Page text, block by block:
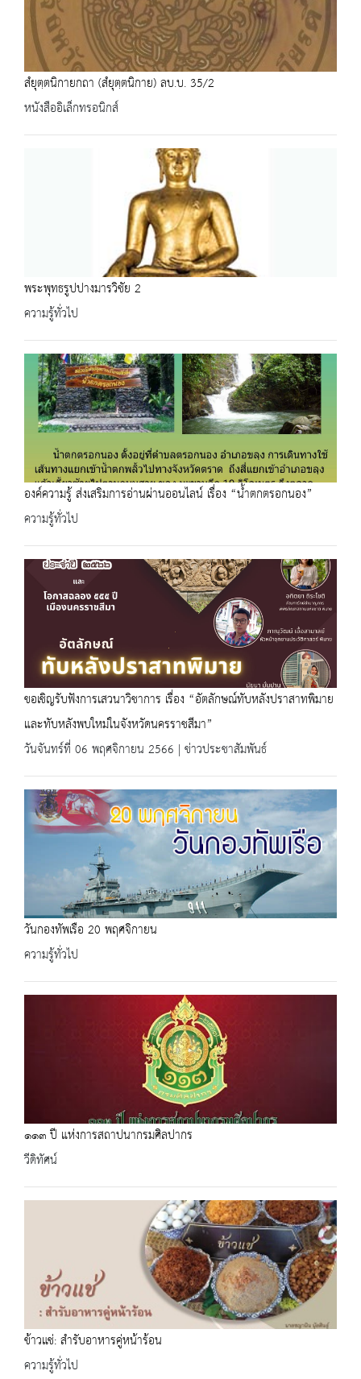
สํยุตฺตนิกายกถา (สํยุตฺตนิกาย) ลบ.บ. 35/2
หนังสืออิเล็กทรอนิกส์
พระพุทธรูปปางมารวิชัย 2
ความรู้ทั่วไป
องค์ความรู้ ส่งเสริมการอ่านผ่านออนไลน์ เรื่อง “น้ำตกตรอกนอง”
ความรู้ทั่วไป
ขอเชิญรับฟังการเสวนาวิชาการ เรื่อง “อัตลักษณ์ทับหลังปราสาทพิมาย
และทับหลังพบใหม่ในจังหวัดนครราชสีมา”
วันจันทร์ที่ 06 พฤศจิกายน 2566 | ข่าวประชาสัมพันธ์
วันกองทัพเรือ 20 พฤศจิกายน
ความรู้ทั่วไป
๑๑๓ ปี แห่งการสถาปนากรมศิลปากร
วีดิทัศน์
ข้าวแช่: สำรับอาหารคู่หน้าร้อน
ความรู้ทั่วไป